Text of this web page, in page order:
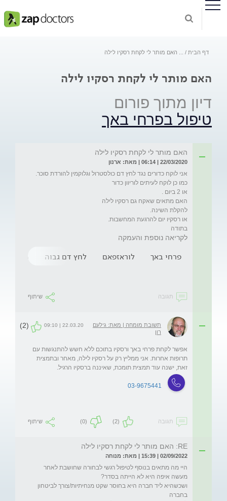
דף הבית האם מותר לי לקחת רסקיו לילה
האם מותר לי לקחת רסקיו לילה
דיון מתוך פורום
טיפול בפרחי באך
האם מותר לי לקחת רסקיו לילה
22/03/2020 | 06:14 | מאת: ארנון
בתודה
לקריאה נוספת והעמקה
פרחי באך לוראזפאם לחץ דם גבוה סומאק
תגובה שיתוף
תשובת מומחה | מאת: גילעם
רון
22.03.20 | 09:10
(2)
אפשר לקחת פרחי באך ורסקיו בתוכם ללא חשש להתנגשות עם
תרופות אחרות. אני ממליץ רק על רסקיו לילה, מאחר ובתמצית
זאת, ישנה עוד תמצית תומכת, שאיננה ברסקיו הרגיל.
03-9675441
תגובה (2)
(0) שיתוף
RE: האם מותר לי לקחת רסקיו לילה
02/09/2022 | 15:39 | מאת: מנוחה
היי מה מתאים בנוסף לטיפול רגשי לבחורה שחושבת לאחר
ושכשהיא ליד חברה היא בחוסר שקט מנחיתיות/צורך לביטחון